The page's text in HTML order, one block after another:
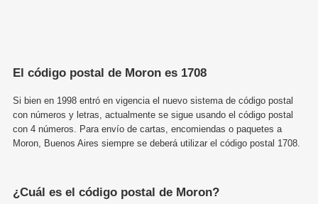
El código postal de Moron es 1708
Si bien en 1998 entró en vigencia el nuevo sistema de código postal
con números y letras, actualmente se sigue usando el código postal
con 4 números. Para envío de cartas, encomiendas o paquetes a
Moron, Buenos Aires siempre se deberá utilizar el código postal 1708.
¿Cuál es el código postal de Moron?